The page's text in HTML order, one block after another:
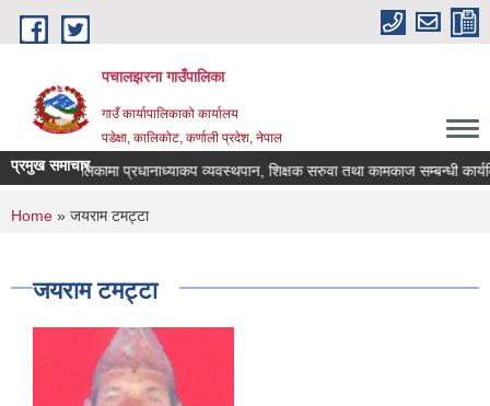
Skip to main content
पचालझरना गाउँपालिका
गाउँ कार्यापालिकाको कार्यालय
पडेक्षा, कालिकोट, कर्णाली प्रदेश, नेपाल
प्रमुख समाचार
गाउँपालिकामा प्रधानाध्याकप व्यवस्थपान, शिक्षक सरुवा तथा कामकाज सम्बन्धी
You are here
Home » जयराम टमट्टा
जयराम टमट्टा